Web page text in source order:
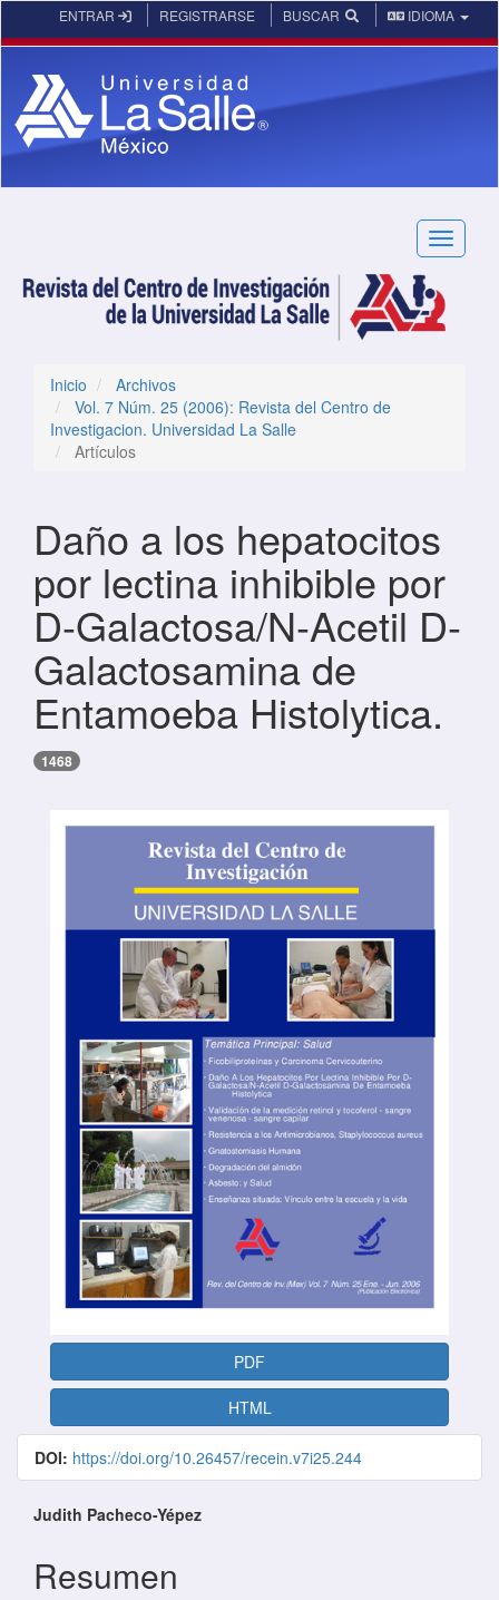
Navegación principal
Contenido principal
ENTRAR REGISTRARSE BUSCAR IDIOMA
Toggle
Inicio
Archivos
Vol. 7 Núm. 25 (2006): Revista del Centro de
Investigacion. Universidad La Salle
Artículos
Daño a los hepatocitos
por lectina inhibible por
D-Galactosa/N-Acetil D-
Galactosamina de
Entamoeba Histolytica.
1468
Barra lateral del artículo
PDF
HTML
DOI: https://doi.org/10.26457/recein.v7i25.244
Contenido principal del artículo
Judith Pacheco-Yépez
Resumen